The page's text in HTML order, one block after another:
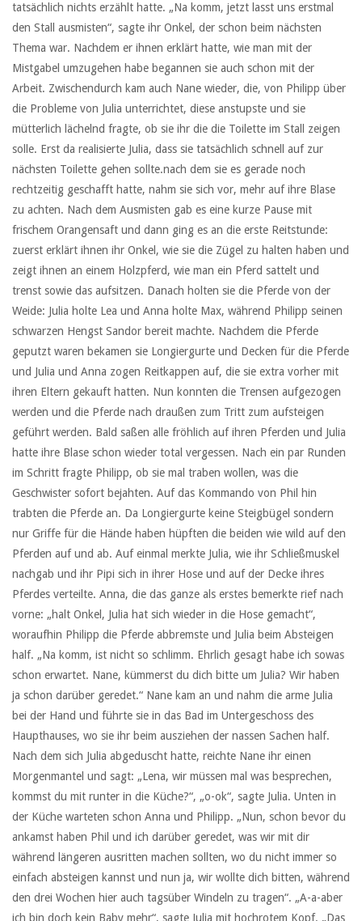
tatsächlich nichts erzählt hatte. „Na komm, jetzt lasst uns erstmal
den Stall ausmisten“, sagte ihr Onkel, der schon beim nächsten
Thema war. Nachdem er ihnen erklärt hatte, wie man mit der
Mistgabel umzugehen habe begannen sie auch schon mit der
Arbeit. Zwischendurch kam auch Nane wieder, die, von Philipp über
die Probleme von Julia unterrichtet, diese anstupste und sie
mütterlich lächelnd fragte, ob sie ihr die die Toilette im Stall zeigen
solle. Erst da realisierte Julia, dass sie tatsächlich schnell auf zur
nächsten Toilette gehen sollte.nach dem sie es gerade noch
rechtzeitig geschafft hatte, nahm sie sich vor, mehr auf ihre Blase
zu achten. Nach dem Ausmisten gab es eine kurze Pause mit
frischem Orangensaft und dann ging es an die erste Reitstunde:
zuerst erklärt ihnen ihr Onkel, wie sie die Zügel zu halten haben und
zeigt ihnen an einem Holzpferd, wie man ein Pferd sattelt und
trenst sowie das aufsitzen. Danach holten sie die Pferde von der
Weide: Julia holte Lea und Anna holte Max, während Philipp seinen
schwarzen Hengst Sandor bereit machte. Nachdem die Pferde
geputzt waren bekamen sie Longiergurte und Decken für die Pferde
und Julia und Anna zogen Reitkappen auf, die sie extra vorher mit
ihren Eltern gekauft hatten. Nun konnten die Trensen aufgezogen
werden und die Pferde nach draußen zum Tritt zum aufsteigen
geführt werden. Bald saßen alle fröhlich auf ihren Pferden und Julia
hatte ihre Blase schon wieder total vergessen. Nach ein par Runden
im Schritt fragte Philipp, ob sie mal traben wollen, was die
Geschwister sofort bejahten. Auf das Kommando von Phil hin
trabten die Pferde an. Da Longiergurte keine Steigbügel sondern
nur Griffe für die Hände haben hüpften die beiden wie wild auf den
Pferden auf und ab. Auf einmal merkte Julia, wie ihr Schließmuskel
nachgab und ihr Pipi sich in ihrer Hose und auf der Decke ihres
Pferdes verteilte. Anna, die das ganze als erstes bemerkte rief nach
vorne: „halt Onkel, Julia hat sich wieder in die Hose gemacht“,
woraufhin Philipp die Pferde abbremste und Julia beim Absteigen
half. „Na komm, ist nicht so schlimm. Ehrlich gesagt habe ich sowas
schon erwartet. Nane, kümmerst du dich bitte um Julia? Wir haben
ja schon darüber geredet.“ Nane kam an und nahm die arme Julia
bei der Hand und führte sie in das Bad im Untergeschoss des
Haupthauses, wo sie ihr beim ausziehen der nassen Sachen half.
Nach dem sich Julia abgeduscht hatte, reichte Nane ihr einen
Morgenmantel und sagt: „Lena, wir müssen mal was besprechen,
kommst du mit runter in die Küche?“, „o-ok“, sagte Julia. Unten in
der Küche warteten schon Anna und Philipp. „Nun, schon bevor du
ankamst haben Phil und ich darüber geredet, was wir mit dir
während längeren ausritten machen sollten, wo du nicht immer so
einfach absteigen kannst und nun ja, wir wollte dich bitten, während
den drei Wochen hier auch tagsüber Windeln zu tragen“. „A-a-aber
ich bin doch kein Baby mehr“, sagte Julia mit hochrotem Kopf. „Das